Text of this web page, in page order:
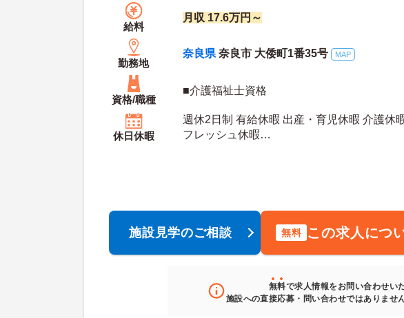
給料
月収 17.6万円～
勤務地
奈良県 奈良市 大倭町1番35号 MAP
資格/職種
■介護福祉士資格
休日休暇
週休2日制 有給休暇 出産・育児休暇 介護休
フレッシュ休暇
施設見学のご相談 無料 この求人につ
無料で求人情報をお問い合わせい
施設への直接応募・問い合わせではありませ